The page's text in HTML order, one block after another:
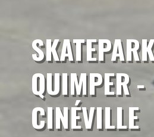
QUIMPER -
CINÉVILLE